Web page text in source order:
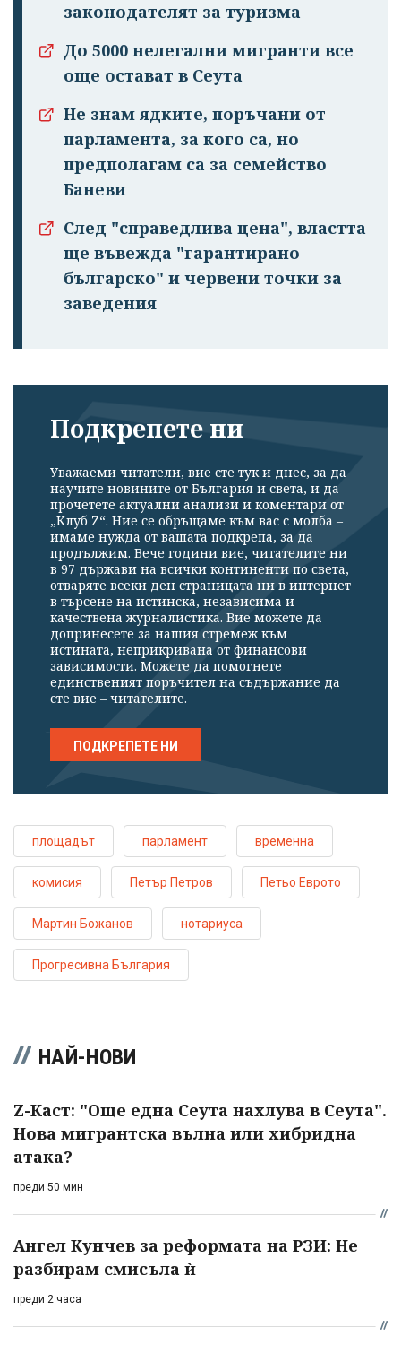
законодателят за туризма
До 5000 нелегални мигранти все
още остават в Сеута
Не знам ядките, поръчани от
парламента, за кого са, но
предполагам са за семейство
Баневи
След "справедлива цена", властта
ще въвежда "гарантирано
българско" и червени точки за
заведения
Подкрепете ни
Уважаеми читатели, вие сте тук и днес, за да
научите новините от България и света, и да
прочетете актуални анализи и коментари от
„Клуб Z“. Ние се обръщаме към вас с молба –
имаме нужда от вашата подкрепа, за да
продължим. Вече години вие, читателите ни
в 97 държави на всички континенти по света,
отваряте всеки ден страницата ни в интернет
в търсене на истинска, независима и
качествена журналистика. Вие можете да
допринесете за нашия стремеж към
истината, неприкривана от финансови
зависимости. Можете да помогнете
единственият поръчител на съдържание да
сте вие – читателите.
ПОДКРЕПЕТЕ НИ
площадът парламент временна
комисия Петър Петров Петьо Еврото
Мартин Божанов нотариуса
Прогресивна България
НАЙ-НОВИ
Z-Каст: "Още една Сеута нахлува в Сеута".
Нова мигрантска вълна или хибридна
атака?
преди 50 мин
Ангел Кунчев за реформата на РЗИ: Не
разбирам смисъла ѝ
преди 2 часа